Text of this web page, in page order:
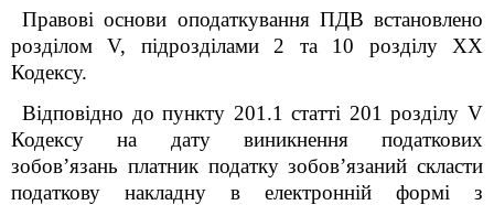
Правові основи оподаткування ПДВ встановлено
розділом V, підрозділами 2 та 10 розділу XX
Кодексу.
Відповідно до пункту 201.1 статті 201 розділу V
Кодексу на дату виникнення податкових
зобов’язань платник податку зобов’язаний скласти
податкову накладну в електронній формі з